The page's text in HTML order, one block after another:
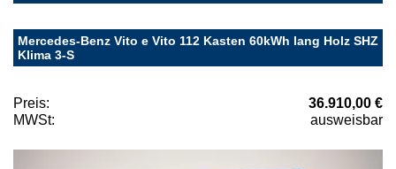
Mercedes-Benz Vito e Vito 112 Kasten 60kWh lang Holz SHZ
Klima 3-S
Preis:
36.910,00 €
MWSt:
ausweisbar